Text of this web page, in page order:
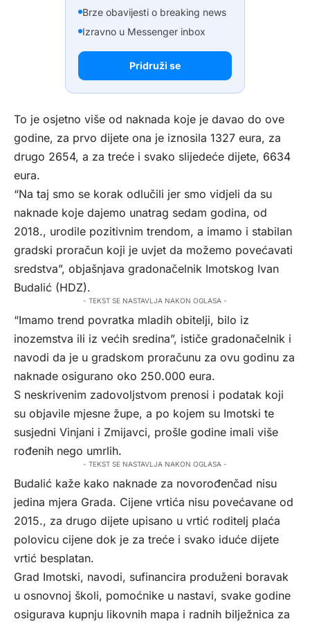
Brze obavijesti o breaking news
Izravno u Messenger inbox
Pridruži se
To je osjetno više od naknada koje je davao do ove
godine, za prvo dijete ona je iznosila 1327 eura, za
drugo 2654, a za treće i svako slijedeće dijete, 6634
eura.
“Na taj smo se korak odlučili jer smo vidjeli da su
naknade koje dajemo unatrag sedam godina, od
2018., urodile pozitivnim trendom, a imamo i stabilan
gradski proračun koji je uvjet da možemo povećavati
sredstva”, objašnjava gradonačelnik Imotskog Ivan
Budalić (HDZ).
- TEKST SE NASTAVLJA NAKON OGLASA -
“Imamo trend povratka mladih obitelji, bilo iz
inozemstva ili iz većih sredina”, ističe gradonačelnik i
navodi da je u gradskom proračunu za ovu godinu za
naknade osigurano oko 250.000 eura.
S neskrivenim zadovoljstvom prenosi i podatak koji
su objavile mjesne župe, a po kojem su Imotski te
susjedni Vinjani i Zmijavci, prošle godine imali više
rođenih nego umrlih.
- TEKST SE NASTAVLJA NAKON OGLASA -
Budalić kaže kako naknade za novorođenčad nisu
jedina mjera Grada. Cijene vrtića nisu povećavane od
2015., za drugo dijete upisano u vrtić roditelj plaća
polovicu cijene dok je za treće i svako iduće dijete
vrtić besplatan.
Grad Imotski, navodi, sufinancira produženi boravak
u osnovnoj školi, pomoćnike u nastavi, svake godine
osigurava kupnju likovnih mapa i radnih bilježnica za